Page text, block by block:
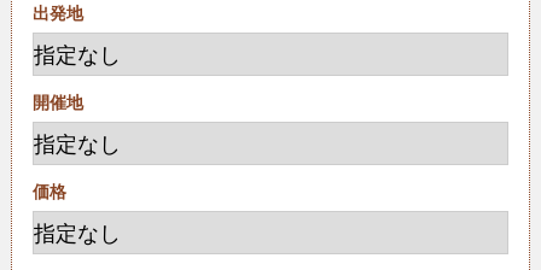
出発地
開催地
価格